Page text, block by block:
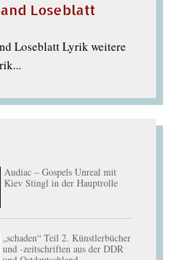
Loseblatt
weitere
Audiac – Gospels Unreal mit
Kiev Stingl in der Hauptrolle
„schaden“ Teil 2. Künstlerbücher
und -zeitschriften aus der DDR